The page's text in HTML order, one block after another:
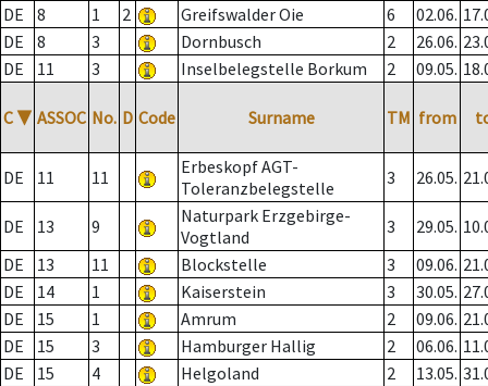
DE
8 1 2 Greifswalder Oie 6 02.06.
DE
8 3 Dornbusch 2 26.06.
DE
11 3 Inselbelegstelle Borkum 2 09.05.
C ▼ ASSOC No. D Code Surname TM from
DE 11 11
Erbeskopf AGT-
Toleranzbelegstelle
3 26.05.
DE 13 9
Naturpark Erzgebirge-
Vogtland
3 29.05.
DE
13 11 Blockstelle 3 09.06.
DE
14 1 Kaiserstein 3 30.05.
DE
15 1 Amrum 2 09.06.
DE
15 3 Hamburger Hallig 2 06.06.
DE
15 4 Helgoland 2 13.05.